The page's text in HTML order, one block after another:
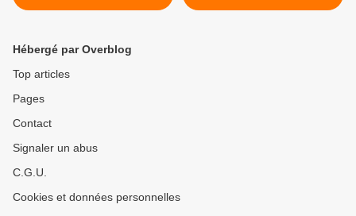
Musica
par Frieder Bernius >
Hébergé par Overblog
Top articles
Pages
Contact
Signaler un abus
C.G.U.
Cookies et données personnelles